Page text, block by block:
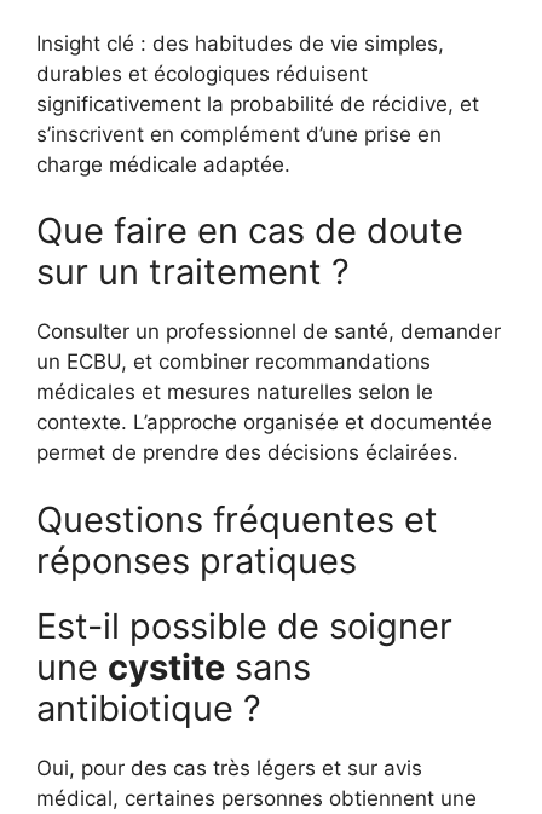
Insight clé : des habitudes de vie simples,
durables et écologiques réduisent
significativement la probabilité de récidive, et
s’inscrivent en complément d’une prise en
charge médicale adaptée.
Que faire en cas de doute
sur un traitement ?
Consulter un professionnel de santé, demander
un ECBU, et combiner recommandations
médicales et mesures naturelles selon le
contexte. L’approche organisée et documentée
permet de prendre des décisions éclairées.
Questions fréquentes et
réponses pratiques
Est-il possible de soigner
une cystite sans
antibiotique ?
Oui, pour des cas très légers et sur avis
médical, certaines personnes obtiennent une